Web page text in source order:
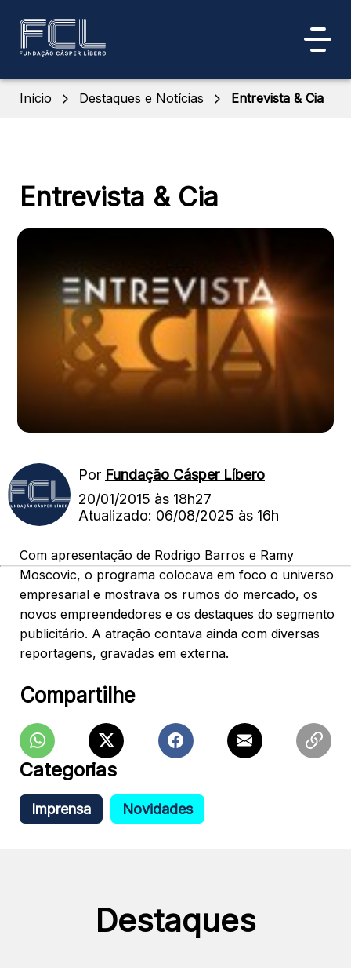
Início Destaques e Notícias Entrevista & Cia
Entrevista & Cia
Por Fundação Cásper Líbero
20/01/2015 às 18h27
Atualizado: 06/08/2025 às 16h
Com apresentação de Rodrigo Barros e Ramy
Moscovic, o programa colocava em foco o universo
empresarial e mostrava os rumos do mercado, os
novos empreendedores e os destaques do segmento
publicitário. A atração contava ainda com diversas
reportagens, gravadas em externa.
Compartilhe
Categorias
Imprensa Novidades
Destaques